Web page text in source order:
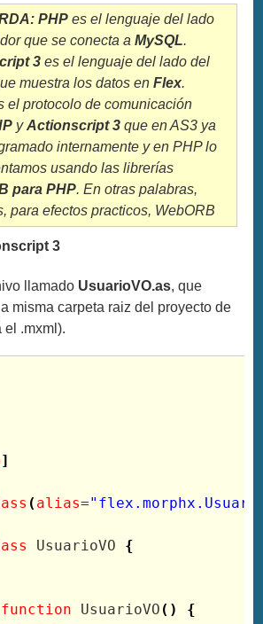
PHP es el lenguaje del lado
que se conecta aMySQL.
3 es el lenguaje del lado del
muestra los datos enFlex.
el protocolo de comunicación
yActionscript 3 que en AS3 ya
internamente y en PHP lo
usando las librerías
para PHP. En otras palabras,
para efectos practicos, WebORB
3
llamado UsuarioVO.as, que
misma carpeta raiz del proyecto de
el .mxml).
]
( alias=
UsuarioVO {
function UsuarioVO ( ) {